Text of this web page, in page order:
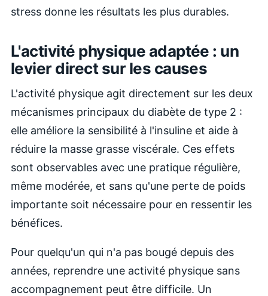
stress donne les résultats les plus durables.
L'activité physique adaptée : un
levier direct sur les causes
L'activité physique agit directement sur les deux
mécanismes principaux du diabète de type 2 :
elle améliore la sensibilité à l'insuline et aide à
réduire la masse grasse viscérale. Ces effets
sont observables avec une pratique régulière,
même modérée, et sans qu'une perte de poids
importante soit nécessaire pour en ressentir les
bénéfices.
Pour quelqu'un qui n'a pas bougé depuis des
années, reprendre une activité physique sans
accompagnement peut être difficile. Un